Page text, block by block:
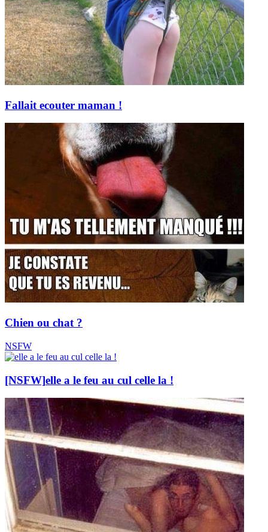
Fallait ecouter maman !
Chien ou chat ?
NSFW
[NSFW]elle a le feu au cul celle la !